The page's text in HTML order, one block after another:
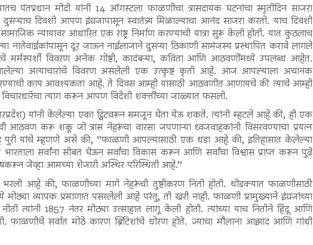
पंतप्रधान मोदी यांनी 14 ऑगस्टला फाळणीचा त्रासदायक घटनांचा स्मृतीदिन साजरा
दिवशी आपण इंग्रजापासून स्वातंत्र्य मिळाल्याचा आनंद साजरा करतो. याच दिवशी
न्यायावर आधारित एक राष्ट्र निर्माण करण्याची यात्रा सुरू केली होती. यात कुठलाच
दूर जाऊन नाईलाजाने दुसऱ्या ठिकाणी सामंजस्य प्रस्थापित करावे लागले
मर्मस्पर्शी विवरण अनेक गोष्टी, कादंबऱ्या, कविता आणि आठवणींमध्ये उपलब्ध आहेत.
झालेल्या अत्याचारांचे विवरण असलेली एक उत्कृष्ट कृती आहे. आज आपल्याला अचानक
काय आवश्यकता आहे. ते दिवस आम्ही यासाठी आठवणीत आणायचे की त्याचे आम्ही
त्याग करून आपण विदेशी शक्तींच्या जाळ्यात फसलो.
यांनी केलेल्या एका ट्विटवरून समजून घेता येऊ शकते. त्यांनी म्हटले आहे की, ही एक
करू शकू जो त्रास नेहरूंचा वारसा जपणाऱ्या ध्वजवाहकांनी विसरवण्याचा प्रयत्न
पुरी यांचे म्हणणे असे की, ’’फाळणी आपल्यासाठी एक धडा आहे की, इतिहासात केलेल्या
सर्वांना सोबत घेऊन सर्वांचा विकास करून आणि सर्वांचा विश्वास प्राप्त करून पुढे
जेव्हा आमच्या शेजारी अस्थिर परिस्थिती आहे.’’
आहे की, फाळणीच्या मागे नेहरूंची तुष्टीकरण निती होती. थोडक्यात फाळणीसाठी
व्यापक प्रमाणात पसरलेली आहे परंतु, ती खरी नाही. फाळणी प्रामुख्याने इंग्रजांच्या
त्यांनी 1857 नंतर मोठ्या उत्साहात लागू केली होती. त्यांच्या याच नितीने हिंदू आणि
फाळणीचे सर्वात मोठे कारण ब्रिटिशांचे धोरण होते. ज्याचा मौलाना आझाद आणि गांधी